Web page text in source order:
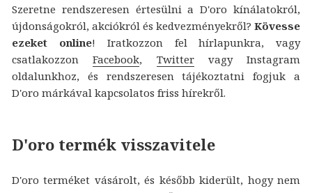
Szeretne rendszeresen értesülni a D'oro kínálatokról,
újdonságokról, akciókról és kedvezményekről?Kövesse
ezeket online! Iratkozzon fel hírlapunkra, vagy
csatlakozzonFacebook, Twittervagy Instagram
oldalunkhoz, és rendszeresen tájékoztatni fogjuk a
D'oro márkával kapcsolatos friss hírekről.
D'oro termék visszavitele
D'oro terméket vásárolt, és később kiderült, hogy nem